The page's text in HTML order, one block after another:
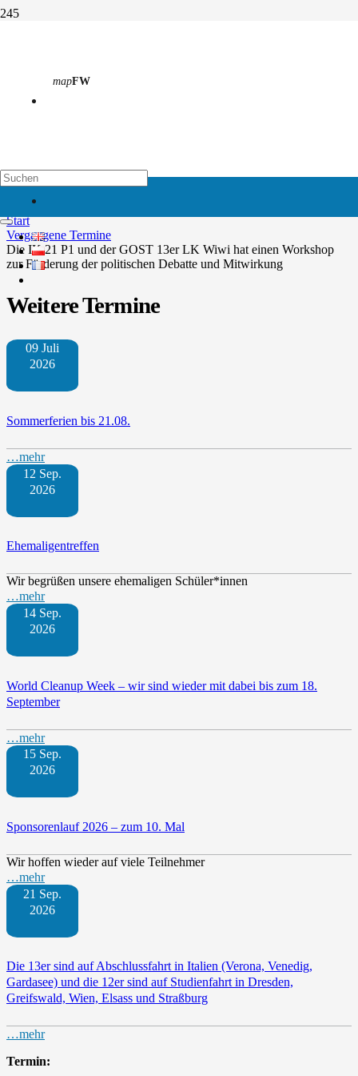
mapFW
13er LK Wiwi hat einen
Mitwirkung
Start
Vergangene Termine
Die IK 21 P1 und der GOST 13er LK Wiwi hat einen Workshop
zur Förderung der politischen Debatte und Mitwirkung
Weitere Termine
09 Juli
2026
Sommerferien bis 21.08.
…mehr
12 Sep.
2026
Ehemaligentreffen
Wir begrüßen unsere ehemaligen Schüler*innen
…mehr
14 Sep.
2026
World Cleanup Week – wir sind wieder mit dabei bis zum 18.
September
…mehr
15 Sep.
2026
Sponsorenlauf 2026 – zum 10. Mal
Wir hoffen wieder auf viele Teilnehmer
…mehr
21 Sep.
2026
Die 13er sind auf Abschlussfahrt in Italien (Verona, Venedig,
Gardasee) und die 12er sind auf Studienfahrt in Dresden,
Greifswald, Wien, Elsass und Straßburg
…mehr
Termin: